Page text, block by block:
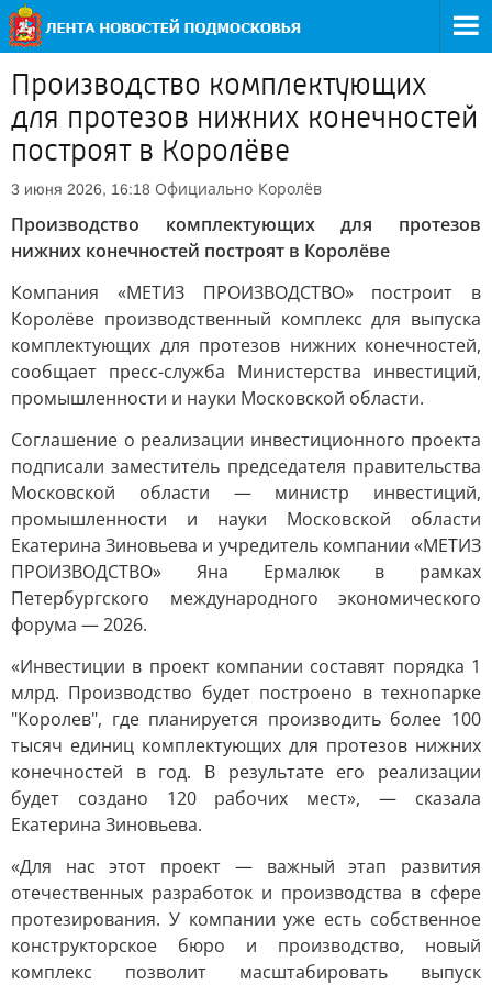
Производство комплектующих
для протезов нижних конечностей
построят в Королёве
3 июня 2026, 16:18 Официально Королёв
Производство комплектующих для протезов
нижних конечностей построят в Королёве
Компания «МЕТИЗ ПРОИЗВОДСТВО» построит в
Королёве производственный комплекс для выпуска
комплектующих для протезов нижних конечностей,
сообщает пресс-служба Министерства инвестиций,
промышленности и науки Московской области.
Соглашение о реализации инвестиционного проекта
подписали заместитель председателя правительства
Московской области — министр инвестиций,
промышленности и науки Московской области
Екатерина Зиновьева и учредитель компании «МЕТИЗ
ПРОИЗВОДСТВО» Яна Ермалюк в рамках
Петербургского международного экономического
форума — 2026.
«Инвестиции в проект компании составят порядка 1
млрд. Производство будет построено в технопарке
"Королев", где планируется производить более 100
тысяч единиц комплектующих для протезов нижних
конечностей в год. В результате его реализации
будет создано 120 рабочих мест», — сказала
Екатерина Зиновьева.
«Для нас этот проект — важный этап развития
отечественных разработок и производства в сфере
протезирования. У компании уже есть собственное
конструкторское бюро и производство, новый
комплекс позволит масштабировать выпуск